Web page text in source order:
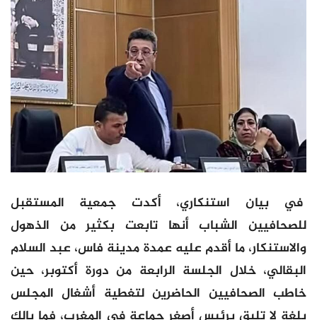
في بيان استنكاري، أكدت جمعية المستقبل
للصحافيين الشباب أنها تابعت بكثير من الذهول
والاستنكار، ما أقدم عليه عمدة مدينة فاس، عبد السلام
البقالي، خلال الجلسة الرابعة من دورة أكتوبر، حين
خاطب الصحافيين الحاضرين لتغطية أشغال المجلس